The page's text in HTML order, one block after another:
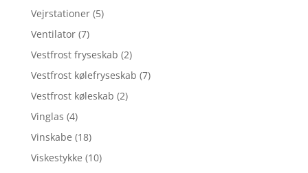
Vejrstationer (5)
Ventilator (7)
Vestfrost fryseskab (2)
Vestfrost kølefryseskab (7)
Vestfrost køleskab (2)
Vinglas (4)
Vinskabe (18)
Viskestykke (10)